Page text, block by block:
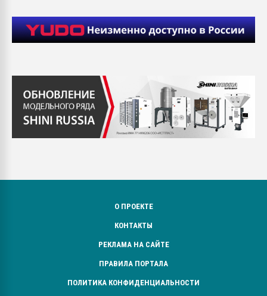
О ПРОЕКТЕ
КОНТАКТЫ
РЕКЛАМА НА САЙТЕ
ПРАВИЛА ПОРТАЛА
ПОЛИТИКА КОНФИДЕНЦИАЛЬНОСТИ